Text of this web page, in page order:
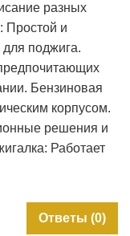
разных
Простой и
поджига.
Бензиновая
корпусом.
решения и
Работает
Ответы (0)